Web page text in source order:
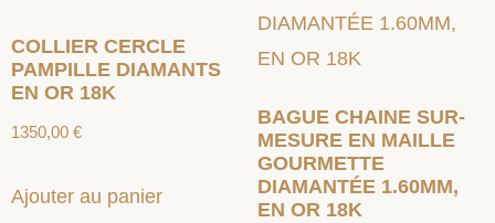
COLLIER CERCLE
PAMPILLE DIAMANTS
EN OR 18K
1350,00 €
Ajouter au panier
BAGUE CHAINE SUR-
MESURE EN MAILLE
GOURMETTE
DIAMANTÉE 1.60MM,
EN OR 18K